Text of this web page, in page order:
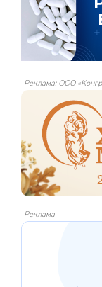
Реклама: ООО
Реклама